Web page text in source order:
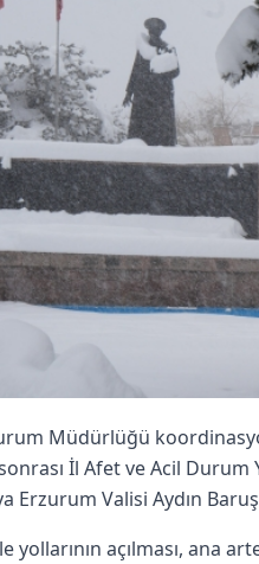
Müdürlüğü
İl Afet ve Acil
Erzurum Valisi Aydın
yollarının açılması, ana